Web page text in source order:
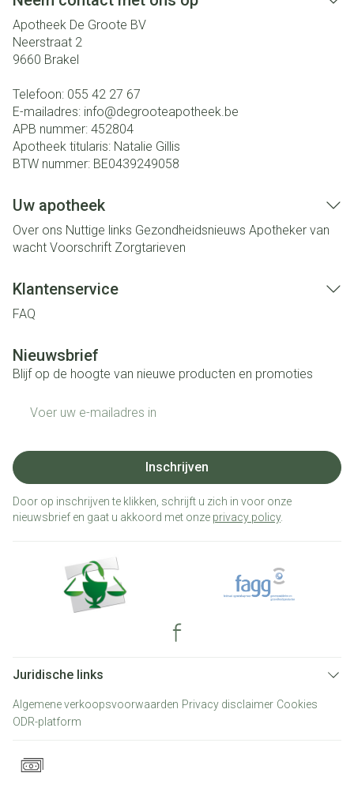
Apotheek De Groote BV
Neerstraat 2
9660 Brakel
Telefoon: 055 42 27 67
E-mailadres: info@degrooteapotheek.be
APB nummer: 452804
Apotheek titularis: Natalie Gillis
BTW nummer: BE0439249058
Uw apotheek
Over ons Nuttige links Gezondheidsnieuws Apotheker van
wacht Voorschrift Zorgtarieven
Klantenservice
FAQ
Nieuwsbrief
Blijf op de hoogte van nieuwe producten en promoties
Inschrijven
Door op inschrijven te klikken, schrijft u zich in voor onze
nieuwsbrief en gaat u akkoord met onze privacy policy.
Juridische links
Algemene verkoopsvoorwaarden Privacy disclaimer Cookies
ODR-platform